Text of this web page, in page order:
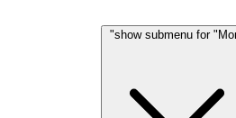
show submenu for